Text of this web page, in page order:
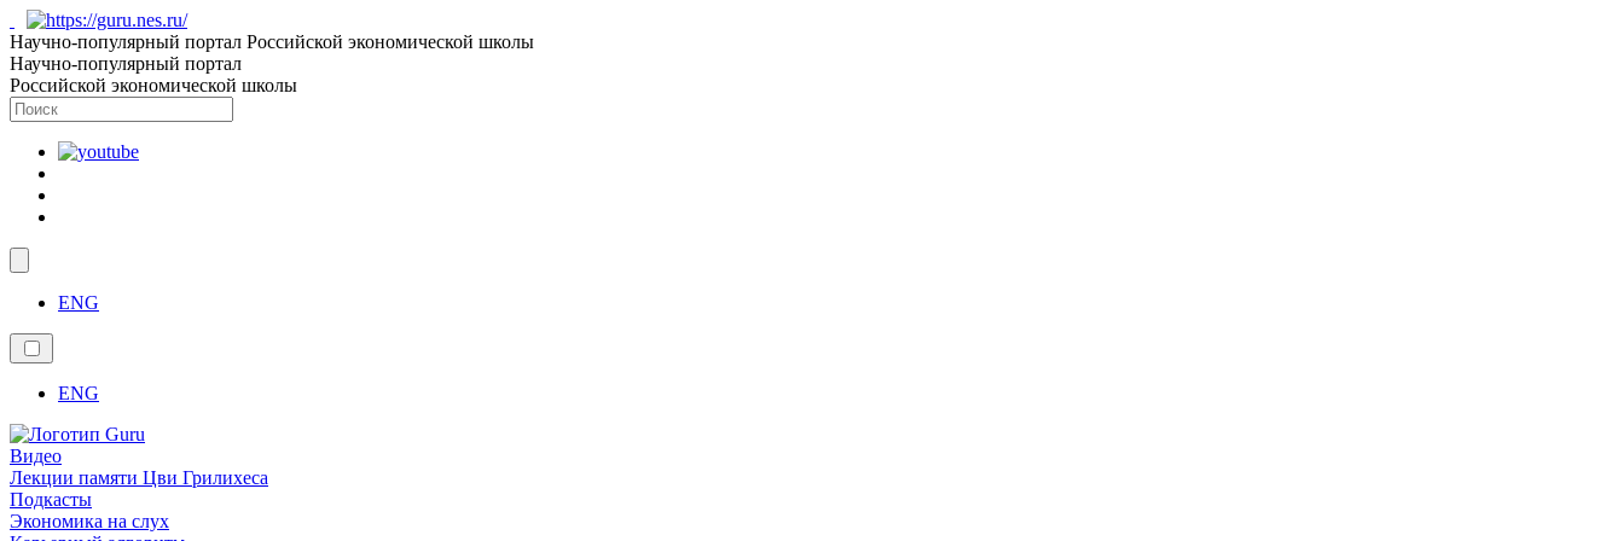
Научно-популярный портал Российской экономической школы
Научно-популярный портал
Российской экономической школы
ENG
ENG
Видео
Лекции памяти Цви Грилихеса
Подкасты
Экономика на слух